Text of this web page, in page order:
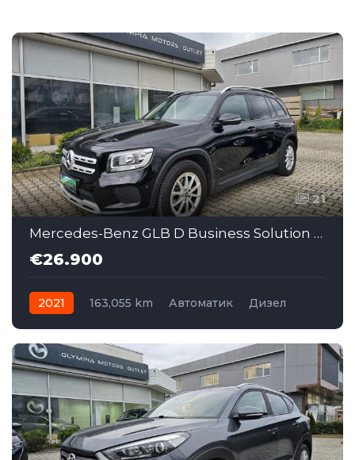
21
Mercedes-Benz GLB D Business Solution AT (MMI179)
€26.900
2021 163,055 km Автоматик
Дизел